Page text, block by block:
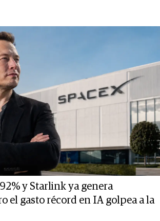
y Starlink ya genera
el gasto récord en IA golpea a la